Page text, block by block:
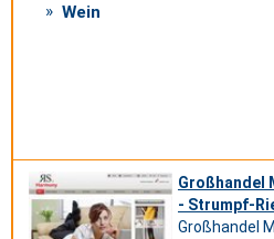
Wein
Großhandel
- Strumpf-
Großhandel